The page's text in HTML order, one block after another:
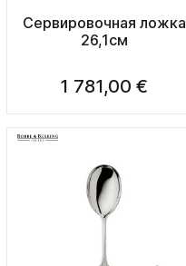
Сервировочная ложка
26,1см
1 781,00 €